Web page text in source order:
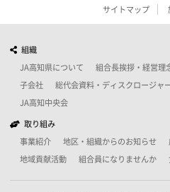
サイトマップ
組織
JA高知県について 組合長挨拶・経営理
子会社 総代会資料・ディスクロージャ
JA高知中央会
取り組み
事業紹介 地区・組織からのお知らせ
地域貢献活動 組合員になりませんか